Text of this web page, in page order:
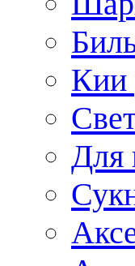
Кии
Для